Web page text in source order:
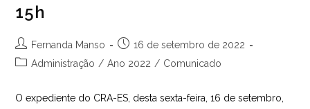
15h
Autor
do
Fernanda Manso
Post
publicado:
16 de setembro de 2022
Categoria
Administração / Ano 2022 / Comunicado
O expediente do CRA-ES, desta sexta-feira, 16 de setembro,